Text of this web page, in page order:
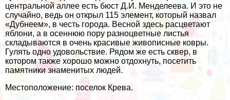
центральной аллее есть бюст Д.И. Менделеева. И это не
случайно, ведь он открыл 115 элемент, который назвал
«Дубнеем», в честь города. Весной здесь расцветают
яблони, а в осеннюю пору разноцветные листья
складываются в очень красивые живописные ковры.
Гулять одно удовольствие. Рядом же есть сквер, в
котором также хорошо можно отдохнуть, посетить
памятники знаменитых людей.
Местоположение: поселок Крева.